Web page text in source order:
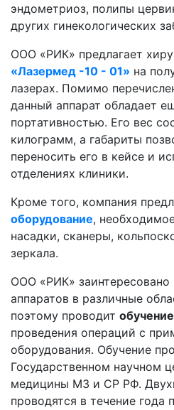
эндометриоз, полипы
других гинекологических
ООО «РИК» предлагает
«Лазермед -10 - 01» на
лазерах. Помимо
данный аппарат обладает
портативностью. Его вес
килограмм, а габариты
переносить его в кейсе и
отделениях клиники.
Кроме того, компания
оборудование,
насадки, сканеры,
зеркала.
ООО «РИК» заинтересовано
аппаратов в различные
поэтому проводит
проведения операций с
оборудования. Обучение
Государственном научном
медицины МЗ и СР РФ.
проводятся в течение года